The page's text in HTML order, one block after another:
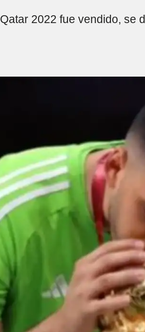
2022 fue vendido, se